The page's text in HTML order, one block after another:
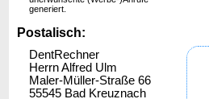
generiert.
Postalisch:
DentRechner
Herrn Alfred Ulm
Maler-Müller-Straße 66
55545 Bad Kreuznach